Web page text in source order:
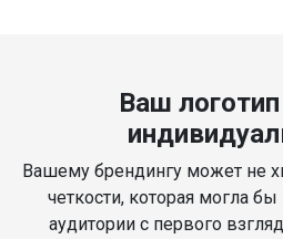
Ваш
Вашему брендингу может не
четкости, которая могла
аудитории с первого